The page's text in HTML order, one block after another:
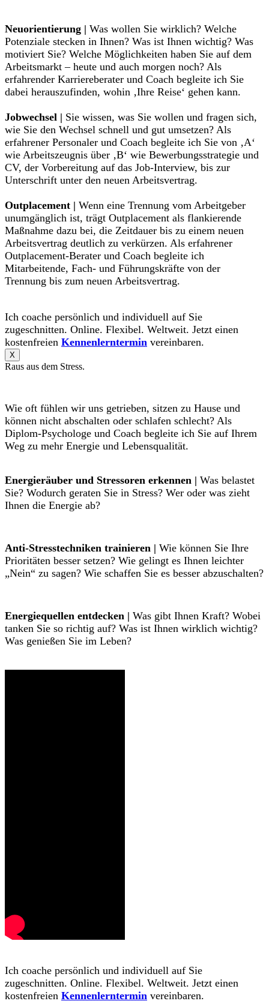
Neuorientierung | Was wollen Sie wirklich? Welche
Potenziale stecken in Ihnen? Was ist Ihnen wichtig? Was
motiviert Sie? Welche Möglichkeiten haben Sie auf dem
Arbeitsmarkt – heute und auch morgen noch? Als
erfahrender Karriereberater und Coach begleite ich Sie
dabei herauszufinden, wohin ‚Ihre Reise‘ gehen kann.
Jobwechsel | Sie wissen, was Sie wollen und fragen sich,
wie Sie den Wechsel schnell und gut umsetzen? Als
erfahrener Personaler und Coach begleite ich Sie von ‚A‘
wie Arbeitszeugnis über ‚B‘ wie Bewerbungsstrategie und
CV, der Vorbereitung auf das Job-Interview, bis zur
Unterschrift unter den neuen Arbeitsvertrag.
Outplacement | Wenn eine Trennung vom Arbeitgeber
unumgänglich ist, trägt Outplacement als flankierende
Maßnahme dazu bei, die Zeitdauer bis zu einem neuen
Arbeitsvertrag deutlich zu verkürzen. Als erfahrener
Outplacement-Berater und Coach begleite ich
Mitarbeitende, Fach- und Führungskräfte von der
Trennung bis zum neuen Arbeitsvertrag.
Ich coache persönlich und individuell auf Sie
zugeschnitten. Online. Flexibel. Weltweit. Jetzt einen
kostenfreien Kennenlerntermin vereinbaren.
X
Raus aus dem Stress.
Wie oft fühlen wir uns getrieben, sitzen zu Hause und
können nicht abschalten oder schlafen schlecht? Als
Diplom-Psychologe und Coach begleite ich Sie auf Ihrem
Weg zu mehr Energie und Lebensqualität.
Energieräuber und Stressoren erkennen | Was belastet
Sie? Wodurch geraten Sie in Stress? Wer oder was zieht
Ihnen die Energie ab?
Anti-Stresstechniken trainieren | Wie können Sie Ihre
Prioritäten besser setzen? Wie gelingt es Ihnen leichter
„Nein“ zu sagen? Wie schaffen Sie es besser abzuschalten?
Energiequellen entdecken | Was gibt Ihnen Kraft? Wobei
tanken Sie so richtig auf? Was ist Ihnen wirklich wichtig?
Was genießen Sie im Leben?
Ich coache persönlich und individuell auf Sie
zugeschnitten. Online. Flexibel. Weltweit. Jetzt einen
kostenfreien Kennenlerntermin vereinbaren.